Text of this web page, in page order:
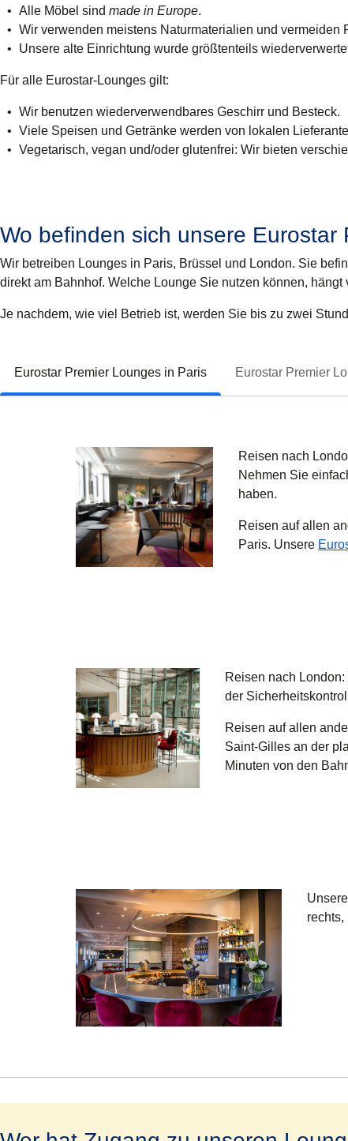
Alle Möbel sind made in Europe.
Wir verwenden meistens Naturmaterialien und vermeiden
Unsere alte Einrichtung wurde größtenteils
Für alle Eurostar-Lounges gilt:
Wir benutzen wiederverwendbares Geschirr und Besteck.
Viele Speisen und Getränke werden von lokalen
Vegetarisch, vegan und/oder glutenfrei: Wir bieten
Wo befinden sich unsere Eurostar
Wir betreiben Lounges in Paris, Brüssel und London. Sie
direkt am Bahnhof. Welche Lounge Sie nutzen können, hängt
Je nachdem, wie viel Betrieb ist, werden Sie bis zu zwei
Eurostar Premier Lounges in Paris Eurostar Premier
Reisen nach
Nehmen Sie
haben.
Reisen auf allen
Paris. Unsere
Reisen nach London:
der
Reisen auf allen
Saint-Gilles an der
Minuten von den
rechts,